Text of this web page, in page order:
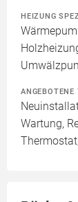
HEIZUNG
ANGEBOTENE
Wartung,